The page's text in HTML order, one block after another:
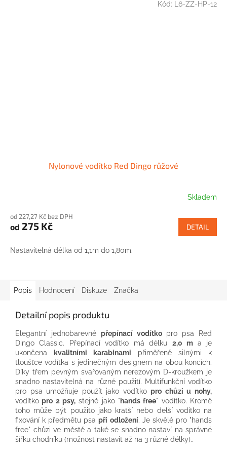
Nylonové vodítko Red Dingo růžové
Skladem
od 227,27 Kč bez DPH
od 275 Kč DETAIL
Nastavitelná délka od 1,1m do 1,80m.
Kód: L6-ZZ-HP-12
Popis Hodnocení Diskuze Značka
Detailní popis produktu
Elegantní jednobarevné přepínací vodítko pro psa Red
Dingo Classic. Přepínací vodítko má délku 2,0 m a je
ukončena
kvalitními karabinami přiměřeně silnými k
tloušťce vodítka s jedinečným designem na obou koncích.
Díky třem pevným svařovaným nerezovým D-kroužkem je
snadno nastavitelná na různé použití. Multifunkční vodítko
pro psa umožňuje použít jako vodítkopro chůzi u nohy,
vodítko pro 2 psy, stejně jako "hands free" vodítko. Kromě
toho může být použito jako kratší nebo delší vodítko na
fixování k předmětu psapři odložení. Je skvělé pro "hands
free" chůzi ve městě a také se snadno nastaví na správné
šířku chodníku (možnost nastavit až na 3 různé délky)..